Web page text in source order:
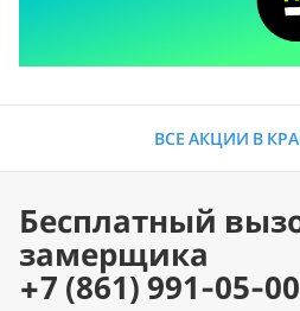
ВСЕ АКЦИИ В
Бесплатный
замерщика
+7 (861) 991-05-00